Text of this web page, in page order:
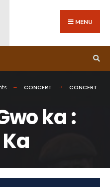
MENU
CONCERT
CONCERT
ka :